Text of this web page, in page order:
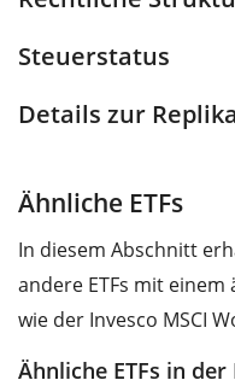
Steuerstatus
Details zur
Ähnliche ETFs
In diesem Abschnitt
andere ETFs mit
wie der Invesco MSCI
Ähnliche ETFs in der